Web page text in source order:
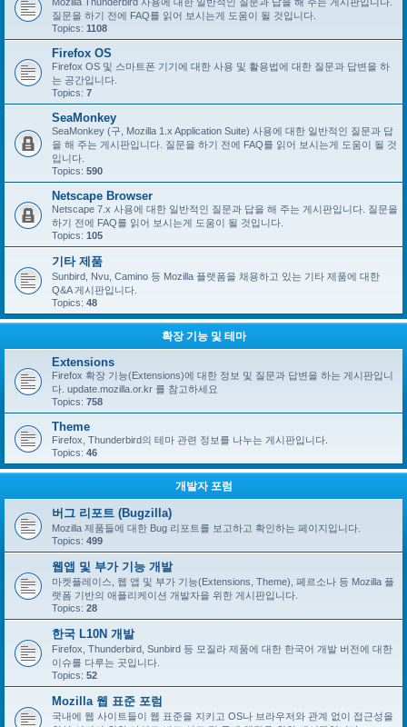
질문을 하기 전에 FAQ를 읽어 보시는게 도움이 될 것입니다.
Topics: 1108
Firefox OS
Firefox OS 및 스마트폰 기기에 대한 사용 및 활용법에 대한 질문과 답변을 하
는 공간입니다.
Topics: 7
SeaMonkey
SeaMonkey (구, Mozilla 1.x Application Suite) 사용에 대한 일반적인 질문과 답
을 해 주는 게시판입니다. 질문을 하기 전에 FAQ를 읽어 보시는게 도움이 될 것
입니다.
Topics: 590
Netscape Browser
Netscape 7.x 사용에 대한 일반적인 질문과 답을 해 주는 게시판입니다. 질문을
하기 전에 FAQ를 읽어 보시는게 도움이 될 것입니다.
Topics: 105
기타 제품
Sunbird, Nvu, Camino 등 Mozilla 플랫폼을 채용하고 있는 기타 제품에 대한
Q&A 게시판입니다.
Topics: 48
확장 기능 및 테마
Extensions
Firefox 확장 기능(Extensions)에 대한 정보 및 질문과 답변을 하는 게시판입니
다. update.mozilla.or.kr 를 참고하세요
Topics: 758
Theme
Firefox, Thunderbird의 테마 관련 정보를 나누는 게시판입니다.
Topics: 46
개발자 포럼
버그 리포트 (Bugzilla)
Mozilla 제품들에 대한 Bug 리포트를 보고하고 확인하는 페이지입니다.
Topics: 499
웹앱 및 부가 기능 개발
마켓플레이스, 웹 앱 및 부가 기능(Extensions, Theme), 페르소나 등 Mozilla 플
랫폼 기반의 애플리케이션 개발자을 위한 게시판입니다.
Topics: 28
한국 L10N 개발
Firefox, Thunderbird, Sunbird 등 모질라 제품에 대한 한국어 개발 버전에 대한
이슈를 다루는 곳입니다.
Topics: 52
Mozilla 웹 표준 포럼
국내에 웹 사이트들이 웹 표준을 지키고 OS나 브라우저와 관계 없이 접근성을